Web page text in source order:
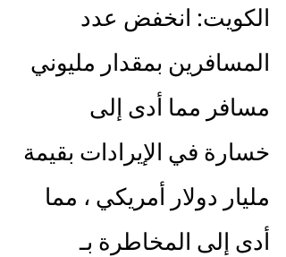
الكويت: انخفض عدد
المسافرين بمقدار مليوني
مسافر مما أدى إلى
خسارة في الإيرادات بقيمة
مليار دولار أمريكي ، مما
أدى إلى المخاطرة بـ